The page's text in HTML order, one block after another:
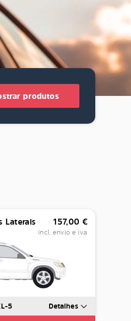
produtos
Laterais
157,00 €
incl. envio e iva
5 Detalhes